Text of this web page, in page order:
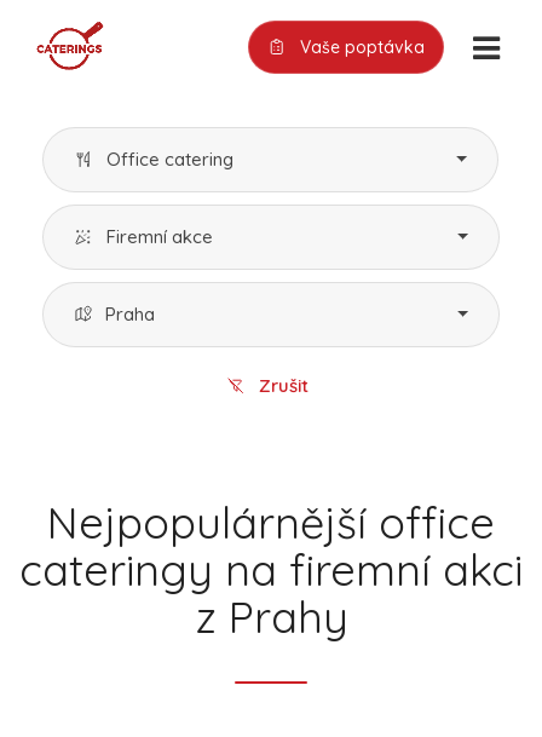
Vaše poptávka
Office catering
Firemní akce
Praha
Zrušit
Nejpopulárnější office
cateringy na firemní akci
z Prahy